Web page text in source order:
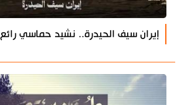
إيران سيف الحيدرة.. نشيد حماسي رائع